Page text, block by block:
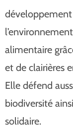
alimentaire
et de clairières
Elle défend
biodiversité
solidaire.